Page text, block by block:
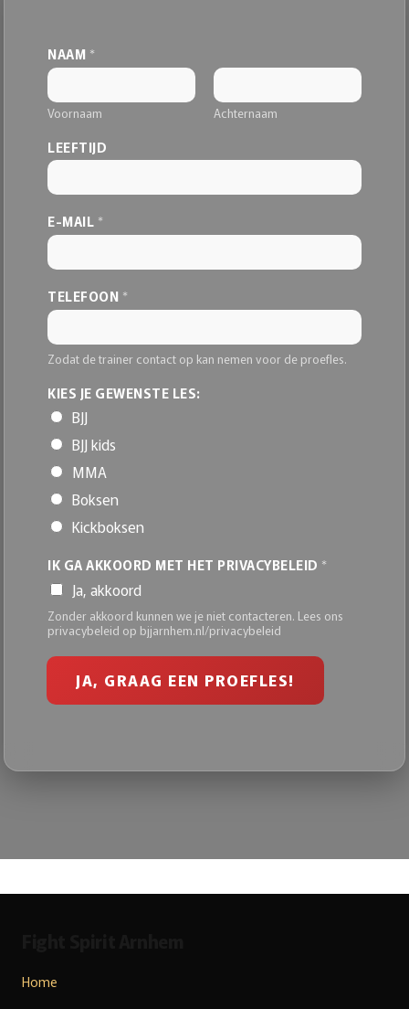
E
-
M
A
L
NAAM *
Voornaam Achternaam
LEEFTIJD
E-MAIL *
TELEFOON *
Zodat de trainer contact op kan nemen voor de proefles.
KIES JE GEWENSTE LES:
BJJ
BJJ kids
MMA
Boksen
Kickboksen
IK GA AKKOORD MET HET PRIVACYBELEID *
Ja, akkoord
Zonder akkoord kunnen we je niet contacteren. Lees ons
privacybeleid op bjjarnhem.nl/privacybeleid
JA, GRAAG EEN PROEFLES!
Home